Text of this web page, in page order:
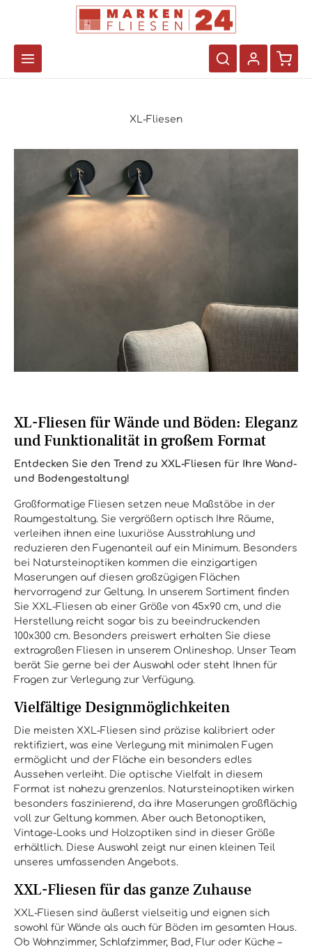
XL-Fliesen
XL-Fliesen für Wände und Böden: Eleganz
und Funktionalität in großem Format
Entdecken Sie den Trend zu XXL-Fliesen für Ihre Wand-
und Bodengestaltung!
Großformatige Fliesen setzen neue Maßstäbe in der
Raumgestaltung. Sie vergrößern optisch Ihre Räume,
verleihen ihnen eine luxuriöse Ausstrahlung und
reduzieren den Fugenanteil auf ein Minimum. Besonders
bei Natursteinoptiken kommen die einzigartigen
Maserungen auf diesen großzügigen Flächen
hervorragend zur Geltung. In unserem Sortiment finden
Sie XXL-Fliesen ab einer Größe von 45x90 cm, und die
Herstellung reicht sogar bis zu beeindruckenden
100x300 cm. Besonders preiswert erhalten Sie diese
extragroßen Fliesen in unserem Onlineshop. Unser Team
berät Sie gerne bei der Auswahl oder steht Ihnen für
Fragen zur Verlegung zur Verfügung.
Vielfältige Designmöglichkeiten
Die meisten XXL-Fliesen sind präzise kalibriert oder
rektifiziert, was eine Verlegung mit minimalen Fugen
ermöglicht und der Fläche ein besonders edles
Aussehen verleiht. Die optische Vielfalt in diesem
Format ist nahezu grenzenlos. Natursteinoptiken wirken
besonders faszinierend, da ihre Maserungen großflächig
voll zur Geltung kommen. Aber auch Betonoptiken,
Vintage-Looks und Holzoptiken sind in dieser Größe
erhältlich. Diese Auswahl zeigt nur einen kleinen Teil
unseres umfassenden Angebots.
XXL-Fliesen für das ganze Zuhause
XXL-Fliesen sind äußerst vielseitig und eignen sich
sowohl für Wände als auch für Böden im gesamten Haus.
Ob Wohnzimmer, Schlafzimmer, Bad, Flur oder Küche –